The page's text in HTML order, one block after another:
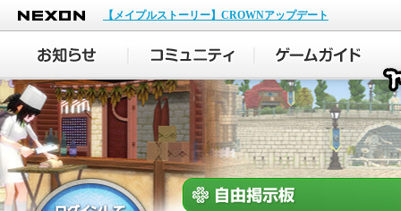
NEXON
【メイプルストーリー】CROWNアップデート